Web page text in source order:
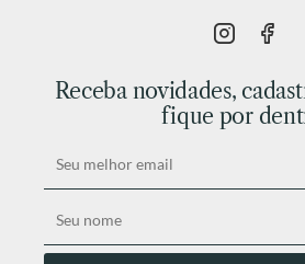
Receba novidades,
fique por